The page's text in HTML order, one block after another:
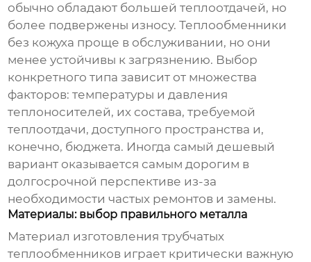
обычно обладают большей теплоотдачей, но
более подвержены износу. Теплообменники
без кожуха проще в обслуживании, но они
менее устойчивы к загрязнению. Выбор
конкретного типа зависит от множества
факторов: температуры и давления
теплоносителей, их состава, требуемой
теплоотдачи, доступного пространства и,
конечно, бюджета. Иногда самый дешевый
вариант оказывается самым дорогим в
долгосрочной перспективе из-за
необходимости частых ремонтов и замены.
Материалы: выбор правильного металла
Материал изготовления трубчатых
теплообменников играет критически важную